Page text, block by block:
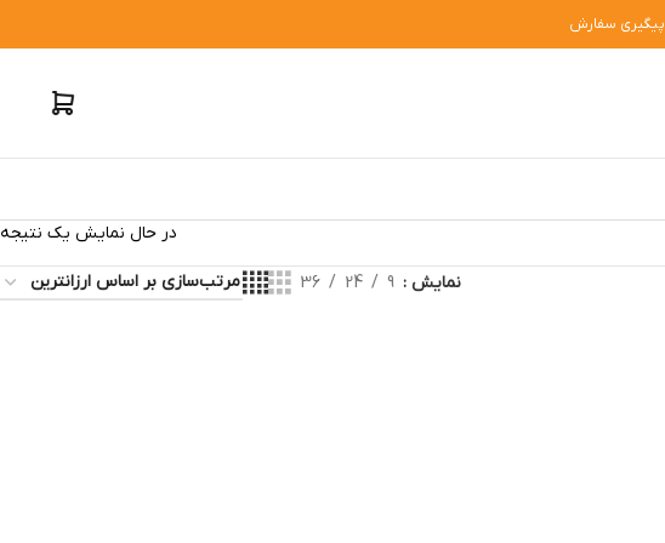
پیگیری سفارش
در حال نمایش یک نتیجه
نمایش 9
24
36